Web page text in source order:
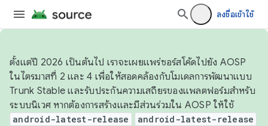
ลงชื่อเข้าใช้
ตั้งแต่ปี 2026 เป็นต้นไป เราจะเผยแพร่ซอร์สโค้ดไปยัง AOSP
ในไตรมาสที่ 2 และ 4 เพื่อให้สอดคล้องกับโมเดลการพัฒนาแบบ
Trunk Stable และรับประกันความเสถียรของแพลตฟอร์มสำหรับ
ระบบนิเวศ หากต้องการสร้างและมีส่วนร่วมใน AOSP ให้ใช้
android-latest-release android-latest-release